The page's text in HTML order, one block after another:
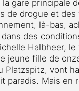
gare principale
de drogue et des
là-bas,
des
Halbheer, le
jeune fille de
Platzspitz, vont
paradis. Mais en